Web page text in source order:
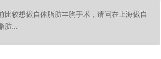
较想做自体脂肪丰胸手术，请问在上海做自
...